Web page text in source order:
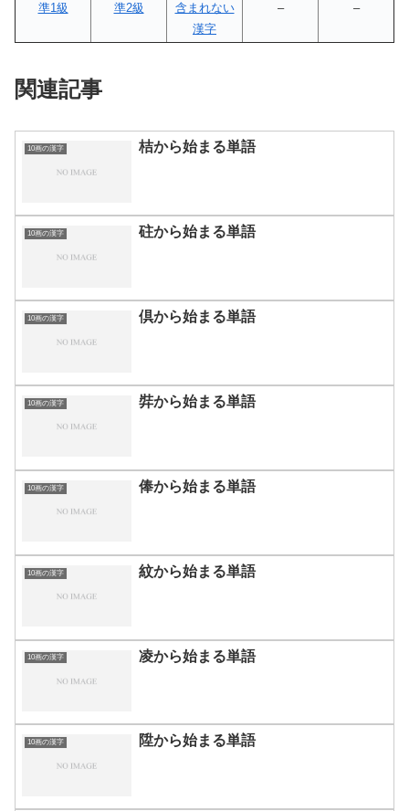
準1級 準2級
含まれない
漢字
– –
関連記事
10画の漢字 桔から始まる単語
10画の漢字 砫から始まる単語
10画の漢字 倶から始まる単語
10画の漢字 弉から始まる単語
10画の漢字 俸から始まる単語
10画の漢字 紋から始まる単語
10画の漢字 凌から始まる単語
10画の漢字 陞から始まる単語